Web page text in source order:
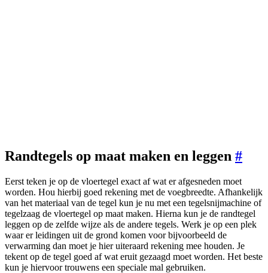
Randtegels op maat maken en leggen #
Eerst teken je op de vloertegel exact af wat er afgesneden moet
worden. Hou hierbij goed rekening met de voegbreedte. Afhankelijk
van het materiaal van de tegel kun je nu met een tegelsnijmachine of
tegelzaag de vloertegel op maat maken. Hierna kun je de randtegel
leggen op de zelfde wijze als de andere tegels. Werk je op een plek
waar er leidingen uit de grond komen voor bijvoorbeeld de
verwarming dan moet je hier uiteraard rekening mee houden. Je
tekent op de tegel goed af wat eruit gezaagd moet worden. Het beste
kun je hiervoor trouwens een speciale mal gebruiken.